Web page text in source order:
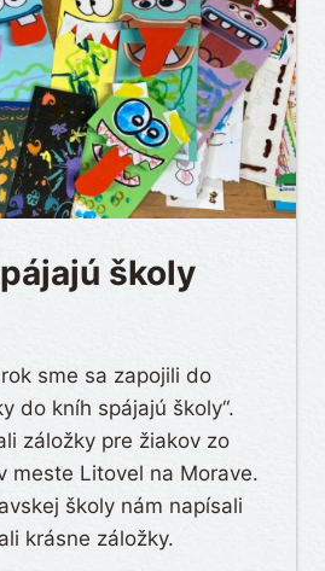
školy
sme sa zapojili do
do kníh spájajú školy“.
záložky pre žiakov zo
meste Litovel na Morave.
školy nám napísali
krásne záložky.